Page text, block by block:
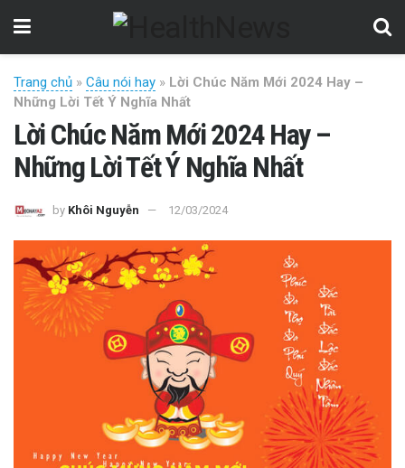
Trang chủ » Câu nói hay » Lời Chúc Năm Mới 2024 Hay –
Những Lời Tết Ý Nghĩa Nhất
Lời Chúc Năm Mới 2024 Hay –
Những Lời Tết Ý Nghĩa Nhất
by Khôi Nguyễn 12/03/2024